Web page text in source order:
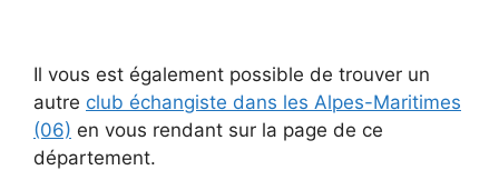
Il vous est également possible de trouver un
autre club échangiste dans les Alpes-Maritimes
(06) en vous rendant sur la page de ce
département.